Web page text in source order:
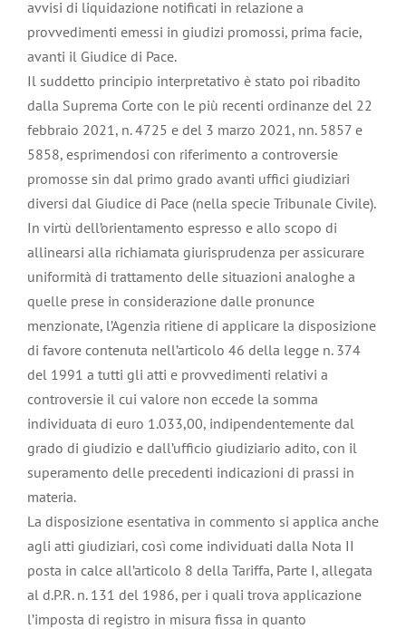
avvisi di liquidazione notificati in relazione a
provvedimenti emessi in giudizi promossi, prima facie,
avanti il Giudice di Pace.
Il suddetto principio interpretativo è stato poi ribadito
dalla Suprema Corte con le più recenti ordinanze del 22
febbraio 2021, n. 4725 e del 3 marzo 2021, nn. 5857 e
5858, esprimendosi con riferimento a controversie
promosse sin dal primo grado avanti uffici giudiziari
diversi dal Giudice di Pace (nella specie Tribunale Civile).
In virtù dell’orientamento espresso e allo scopo di
allinearsi alla richiamata giurisprudenza per assicurare
uniformità di trattamento delle situazioni analoghe a
quelle prese in considerazione dalle pronunce
menzionate, l’Agenzia ritiene di applicare la disposizione
di favore contenuta nell’articolo 46 della legge n. 374
del 1991 a tutti gli atti e provvedimenti relativi a
controversie il cui valore non eccede la somma
individuata di euro 1.033,00, indipendentemente dal
grado di giudizio e dall’ufficio giudiziario adito, con il
superamento delle precedenti indicazioni di prassi in
materia.
La disposizione esentativa in commento si applica anche
agli atti giudiziari, così come individuati dalla Nota II
posta in calce all’articolo 8 della Tariffa, Parte I, allegata
al d.P.R. n. 131 del 1986, per i quali trova applicazione
l’imposta di registro in misura fissa in quanto